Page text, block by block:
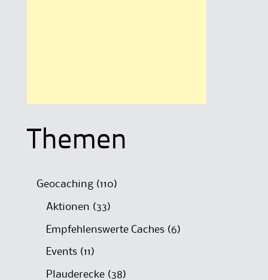
Themen
Geocaching(110)
Aktionen (33)
Empfehlenswerte Caches(6)
Events(11)
Plauderecke(38)